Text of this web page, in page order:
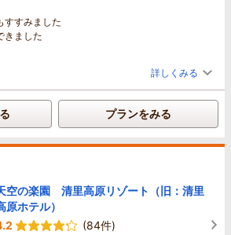
すすみました
きました
詳しくみる
プランをみる
空の楽園 清里高原リゾート（旧：清里
原ホテル）
(84件)